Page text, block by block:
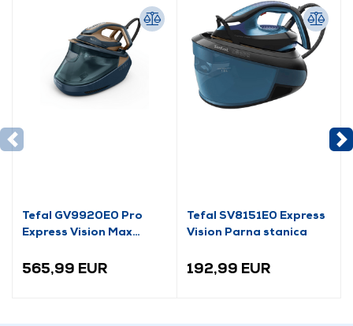
Tefal GV9920E0 Pro
Express Vision Max
565,99 EUR
Tefal SV8151E0 Express
Vision Parna stanica
192,99 EUR